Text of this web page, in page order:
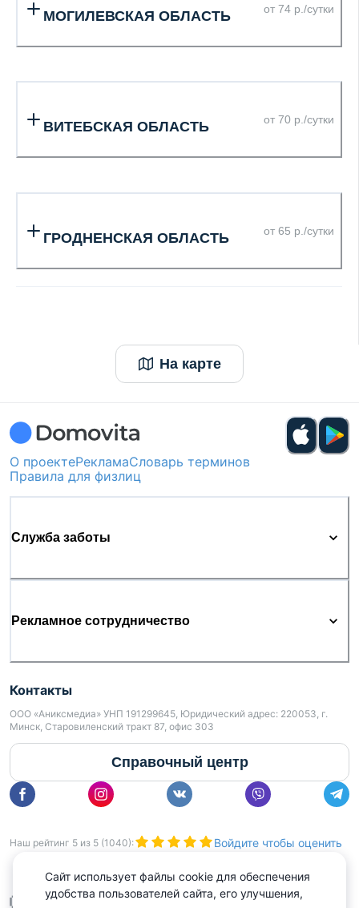
МОГИЛЕВСКАЯ ОБЛАСТЬ от 74 р./сутки
ВИТЕБСКАЯ ОБЛАСТЬ от 70 р./сутки
ГРОДНЕНСКАЯ ОБЛАСТЬ от 65 р./сутки
На карте
О проектеРекламаСловарь терминов
Правила для физлиц
Служба заботы
Рекламное сотрудничество
Контакты
ООО «Аниксмедиа» УНП 191299645, Юридический адрес: 220053, г.
Минск, Старовиленский тракт 87, офис 303
Справочный центр
Наш рейтинг 5 из 5 (1040): Войдите чтобы оценить
Сайт использует файлы cookie для обеспечения
удобства пользователей сайта, его улучшения,